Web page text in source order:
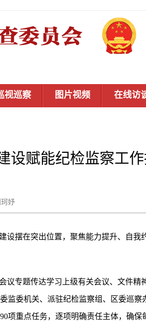
视巡察 图片视频 在线访
设赋能纪检监察工
妤
设摆在突出位置，聚焦能力提升、自我
议专题传达学习上级有关会议、文件精
监委机关、派驻纪检监察组、区委巡
项重点任务，逐项明确责任主体，确